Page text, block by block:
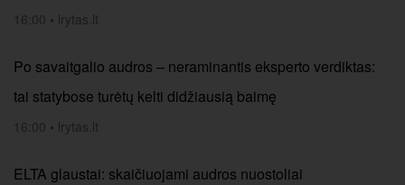
16:00 • lrytas.lt
Po savaitgalio audros – neraminantis eksperto verdiktas:
tai statybose turėtų kelti didžiausią baimę
16:00 • lrytas.lt
ELTA glaustai: skaičiuojami audros nuostoliai